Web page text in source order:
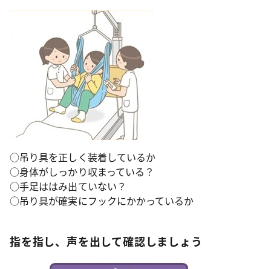
○吊り具を正しく装着しているか
○身体がしっかり収まっている？
○手足ははみ出ていない？
○吊り具が確実にフックにかかっているか
指を指し、声を出して確認しましょう